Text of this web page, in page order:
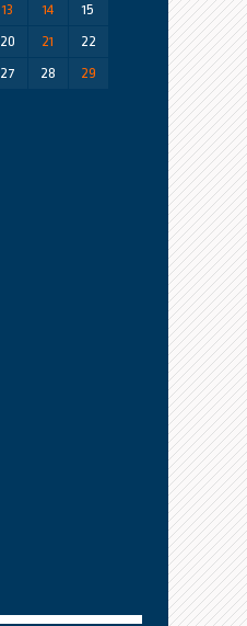
13 14
15
20 21
22
27 28
29